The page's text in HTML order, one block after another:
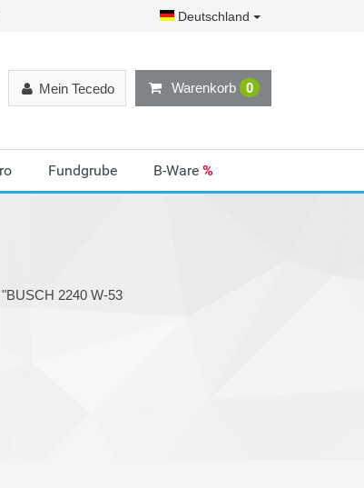
Deutschland
Warenkorb 0
Mein Tecedo
Fundgrube B-Ware %
2240 W-53